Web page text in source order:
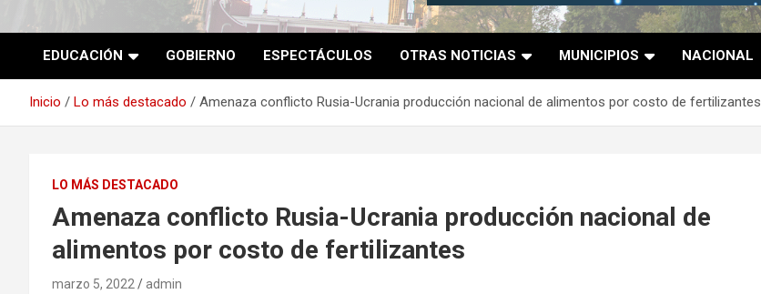
Semanario 7 Días
EDUCACIÓN GOBIERNO ESPECTÁCULOS OTRAS NOTICIAS MUNICIPIOS NACIONAL
Inicio Lo más destacado Amenaza conflicto Rusia-Ucrania producción nacional de alimentos por costo de fertilizantes
LO MÁS DESTACADO
Amenaza conflicto Rusia-Ucrania producción nacional de
alimentos por costo de fertilizantes
marzo 5, 2022 admin